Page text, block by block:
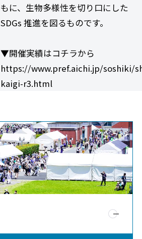
もに、生物多様性を切り口にした
SDGs 推進を図るものです。
▼開催実績はコチラから
https://www.pref.aichi.jp/soshiki/
kaigi-r3.html